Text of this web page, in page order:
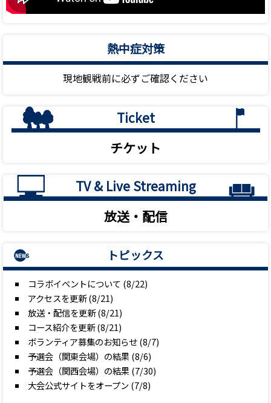
熱中症対策
現地観戦前に必ずご確認ください
Ticket
チケット
TV & Live Streaming
放送・配信
トピックス
コラボイベントについて (8/22)
アクセスを更新 (8/21)
放送・配信を更新 (8/21)
コース紹介を更新 (8/21)
ボランティア募集のお知らせ (8/7)
予選会（関東会場）の結果 (8/6)
予選会（関西会場）の結果 (7/30)
大会公式サイトをオープン (7/8)